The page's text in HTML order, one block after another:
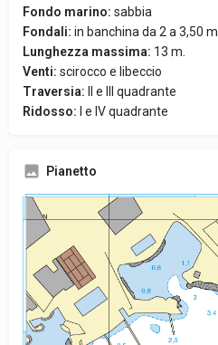
Fondo marino: sabbia
Fondali: in banchina da 2 a 3,50 m
Lunghezza massima: 13 m.
Venti: scirocco e libeccio
Traversia:
II e III quadrante
Ridosso:
I e IV quadrante
Pianetto